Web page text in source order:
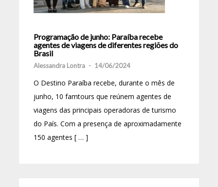
Programação de junho: Paraíba recebe
agentes de viagens de diferentes regiões do
Brasil
Alessandra Lontra - 14/06/2024
O Destino Paraíba recebe, durante o mês de
junho, 10 famtours que reúnem agentes de
viagens das principais operadoras de turismo
do País. Com a presença de aproximadamente
150 agentes [ … ]